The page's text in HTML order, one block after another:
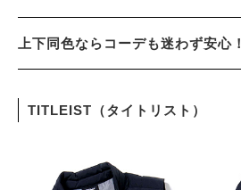
上下同色ならコーデも迷わず安心！
TITLEIST（タイトリスト）